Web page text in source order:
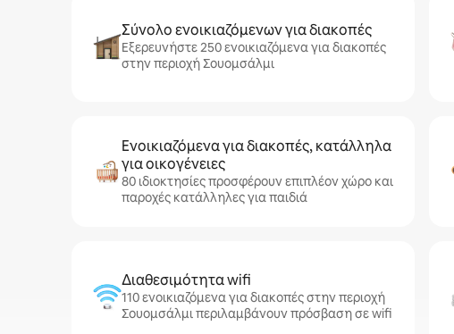
Σύνολο ενοικιαζόμενων για διακοπές
Εξερευνήστε 250 ενοικιαζόμενα για διακοπές
στην περιοχή Σουομσάλμι
Ενοικιαζόμενα για διακοπές, κατάλληλα
για οικογένειες
80 ιδιοκτησίες προσφέρουν επιπλέον χώρο και
παροχές κατάλληλες για παιδιά
Διαθεσιμότητα wifi
110 ενοικιαζόμενα για διακοπές στην περιοχή
Σουομσάλμι περιλαμβάνουν πρόσβαση σε wifi